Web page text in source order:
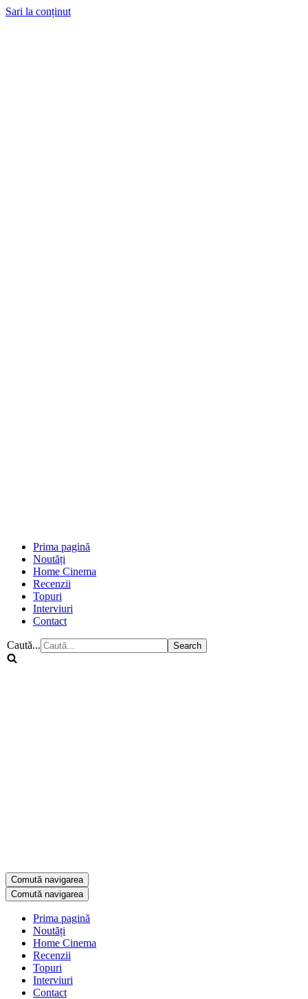
Sari la conținut
Prima pagină
Noutăți
Home Cinema
Recenzii
Topuri
Interviuri
Contact
Caută...
Comută navigarea
Comută navigarea
Prima pagină
Noutăți
Home Cinema
Recenzii
Topuri
Interviuri
Contact